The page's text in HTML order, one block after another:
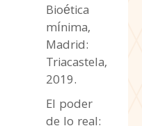
Bioética
mínima,
Madrid:
Triacastela,
2019.
El poder